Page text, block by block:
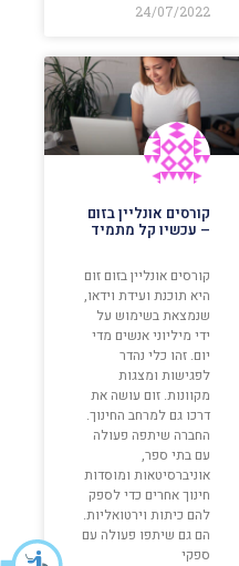
24/07/2022
קורסים אונליין בזום
– עכשיו קל מתמיד
קורסים אונליין בזום זום
היא תוכנת ועידת וידאו,
שנמצאת בשימוש על
ידי מיליוני אנשים מדי
יום. זהו כלי נהדר
לפגישות ומצגות
מקוונות. זום עושה את
דרכו גם למרחב החינוך.
החברה שיתפה פעולה
עם בתי ספר,
אוניברסיטאות ומוסדות
חינוך אחרים כדי לספק
להם כיתות וירטואליות.
הם גם שיתפו פעולה עם
ספקי